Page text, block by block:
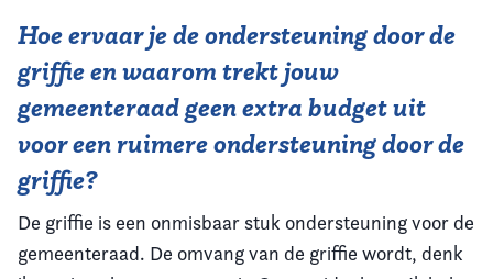
Hoe ervaar je de ondersteuning door de
griffie en waarom trekt jouw
gemeenteraad geen extra budget uit
voor een ruimere ondersteuning door de
griffie?
De griffie is een onmisbaar stuk ondersteuning voor de
gemeenteraad. De omvang van de griffie wordt, denk